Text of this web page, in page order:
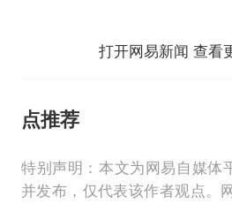
打开网易新闻 查看
点推荐
特别声明：本文为网易自媒体
并发布，仅代表该作者观点。